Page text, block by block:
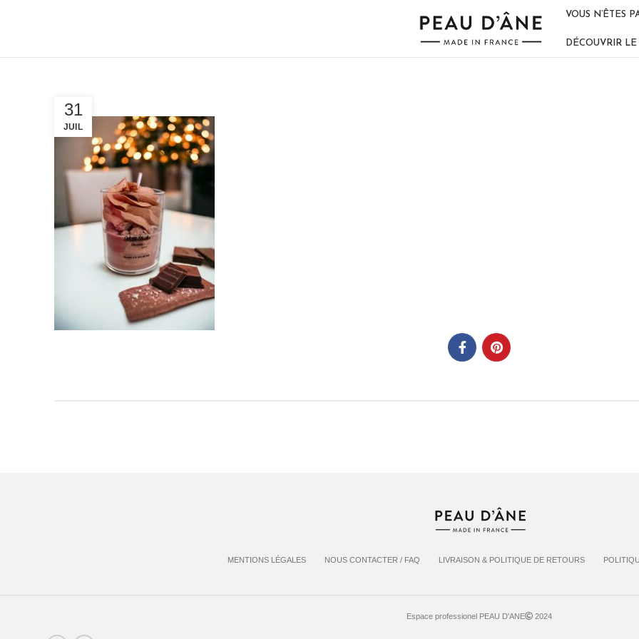
VOUS N’ÊTES
DÉCOUVRIR
31
JUIL
MENTIONS LÉGALES NOUS CONTACTER / FAQ LIVRAISON & POLITIQUE DE RETOURS
Espace professionel PEAU D'ANE 2024